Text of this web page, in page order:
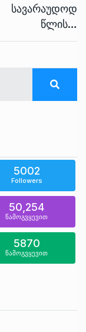
სავარაუდოდ
წლის…
5002
Followers
50,254
წამოგვყევით
5870
წამოგვყევით